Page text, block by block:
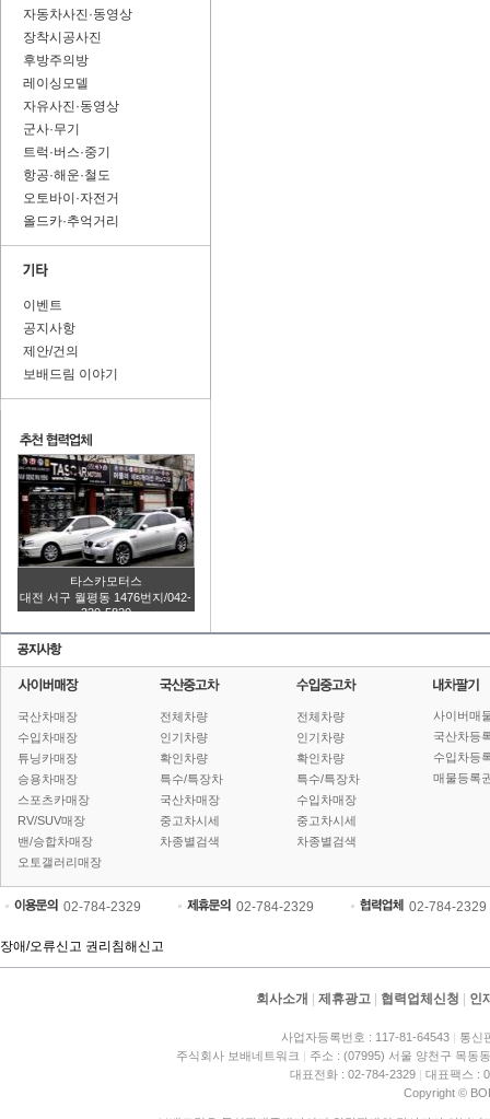
자동차사진·동영상
장착시공사진
후방주의방
레이싱모델
자유사진·동영상
군사·무기
트럭·버스·중기
항공·해운·철도
오토바이·자전거
올드카·추억거리
이벤트
공지사항
제안/건의
보배드림 이야기
타스카모터스
대전 서구 월평동 1476번지/042-
320-5820
국산차매장
수입차매장
튜닝카매장
승용차매장
스포츠카매장
RV/SUV매장
밴/승합차매장
오토갤러리매장
전체차량
인기차량
확인차량
특수/특장차
국산차매장
중고차시세
차종별검색
전체차량
인기차량
확인차량
특수/특장차
수입차매장
중고차시세
차종별검색
사이버매
국산차등
수입차등
매물등록
02-784-2329 02-784-2329 02-784-2329
장애/오류신고 권리침해신고
회사소개 제휴광고 협력업체신청 인
사업자등록번호 : 117-81-64543 | 통신
주식회사 보배네트워크 | 주소 : (07995) 서울 양천구 목동
대표전화 : 02-784-2329 | 대표팩스 :
Copyright ©